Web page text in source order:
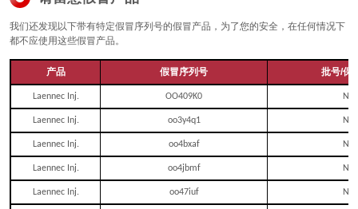
我们还发现以下带有特定假冒序列号的假冒产品，为了您的安全，在任何情况下
都不应使用这些假冒产品。
产品 假冒序列号 批号/保
Laennec Inj. OO409K0 N/A
Laennec Inj. oo3y4q1 N/A
Laennec Inj. oo4bxaf N/A
Laennec Inj. oo4jbmf N/A
Laennec Inj. oo47iuf N/A